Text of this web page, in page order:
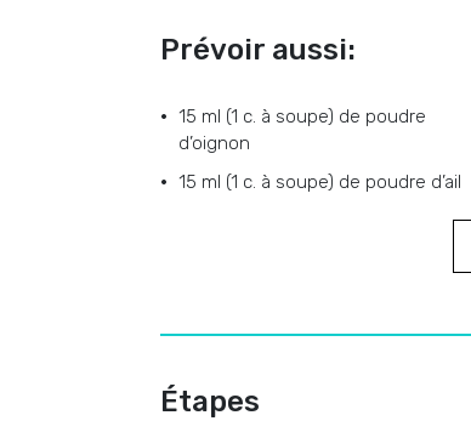
Prévoir aussi:
15 ml (1 c. à soupe) de poudre
d’oignon
15 ml (1 c. à soupe) de poudre d’ail
Étapes